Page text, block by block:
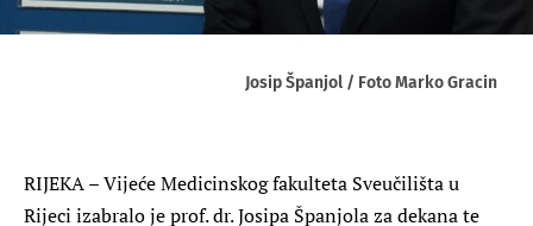
Josip Španjol / Foto Marko Gracin
RIJEKA – Vijeće Medicinskog fakulteta Sveučilišta u
Rijeci izabralo je prof. dr. Josipa Španjola za dekana te